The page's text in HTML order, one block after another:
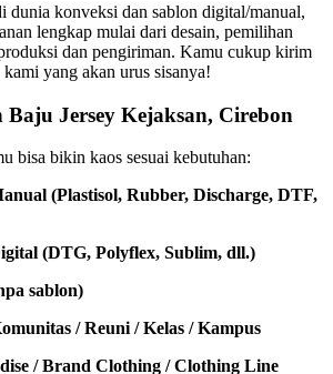
dunia konveksi dan sablon digital/manual,
lengkap mulai dari desain, pemilihan
dan pengiriman. Kamu cukup kirim
yang akan urus sisanya!
Jersey Kejaksan, Cirebon
bisa bikin kaos sesuai kebutuhan:
(Plastisol, Rubber, Discharge, DTF,
(DTG, Polyflex, Sublim, dll.)
sablon)
/ Reuni / Kelas / Kampus
/ Brand Clothing / Clothing Line